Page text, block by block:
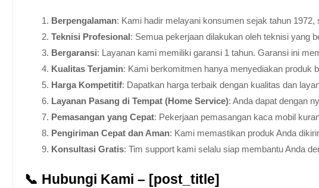
Berpengalaman: Kami hadir melayani konsumen sejak tahun
Teknisi Profesional: Semua pekerjaan dilakukan oleh teknisi yang
Bergaransi: Layanan kami memiliki garansi 1 tahun. Garansi ini
Kualitas Terjamin: Kami berkomitmen hanya menyediakan produk
Harga Kompetitif: Dapatkan harga terbaik dengan kualitas dan
Layanan Pasang di Tempat (Home Service): Anda dapat dengan
Pemasangan yang Cepat: Pekerjaan pemasangan kaca mobil
Pengiriman Cepat dan Aman: Kami memastikan produk Anda
Konsultasi Gratis: Tim support kami selalu siap membantu Anda
📞 Hubungi Kami – [post_title]